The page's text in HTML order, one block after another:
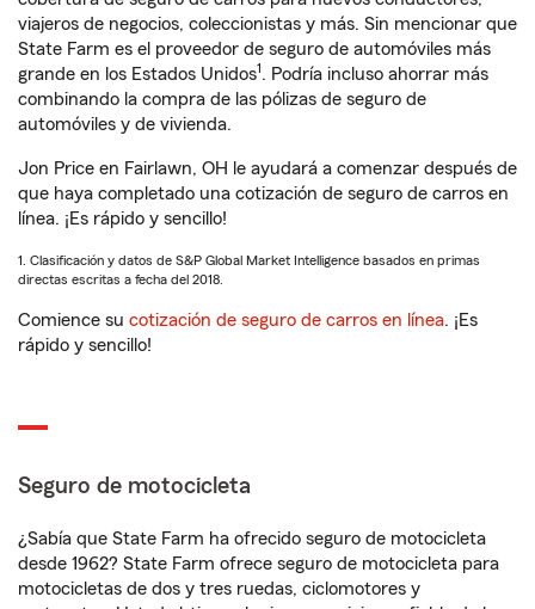
viajeros de negocios, coleccionistas y más. Sin mencionar que
State Farm es el proveedor de seguro de automóviles más
grande en los Estados Unidos1. Podría incluso ahorrar más
combinando la compra de las pólizas de seguro de
automóviles y de vivienda.
Jon Price en Fairlawn, OH le ayudará a comenzar después de
que haya completado una cotización de seguro de carros en
línea. ¡Es rápido y sencillo!
1. Clasificación y datos de S&P Global Market Intelligence basados en primas
directas escritas a fecha del 2018.
Comience su cotización de seguro de carros en línea. ¡Es
rápido y sencillo!
Seguro de motocicleta
¿Sabía que State Farm ha ofrecido seguro de motocicleta
desde 1962? State Farm ofrece seguro de motocicleta para
motocicletas de dos y tres ruedas, ciclomotores y